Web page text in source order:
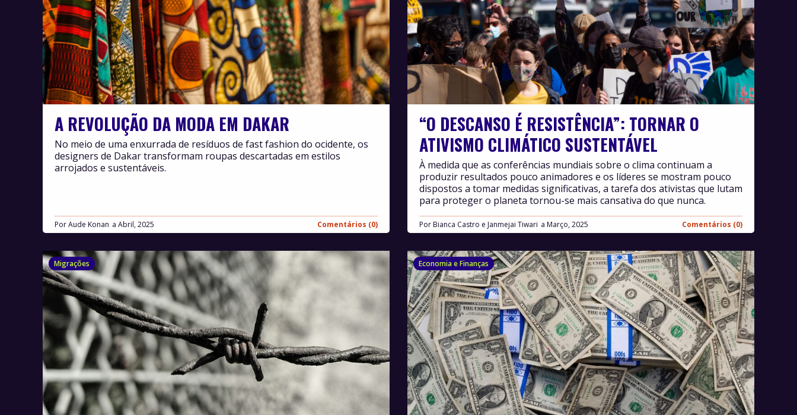
A REVOLUÇÃO DA MODA EM DAKAR
PorAude Konan Abril, 2025 Comentários (0)
No meio de uma enxurrada de resíduos de fast fashion do ocidente, os
designers de Dakar transformam roupas descartadas em estilos
arrojados e sustentáveis.
“O DESCANSO É RESISTÊNCIA”: TORNAR O
ATIVISMO CLIMÁTICO SUSTENTÁVEL
Por Bianca Castro e Janmejai Tiwari Março, 2025 Comentários (0)
À medida que as conferências mundiais sobre o clima continuam a
produzir resultados pouco animadores e os líderes se mostram pouco
dispostos a tomar medidas significativas, a tarefa dos ativistas que lutam
para proteger o planeta tornou-se mais cansativa do que nunca.
Migrações Economia e Finanças